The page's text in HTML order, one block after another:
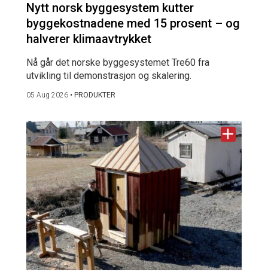
Nytt norsk byggesystem kutter
byggekostnadene med 15 prosent – og
halverer klimaavtrykket
Nå går det norske byggesystemet Tre60 fra
utvikling til demonstrasjon og skalering.
05 Aug 2026 • PRODUKTER